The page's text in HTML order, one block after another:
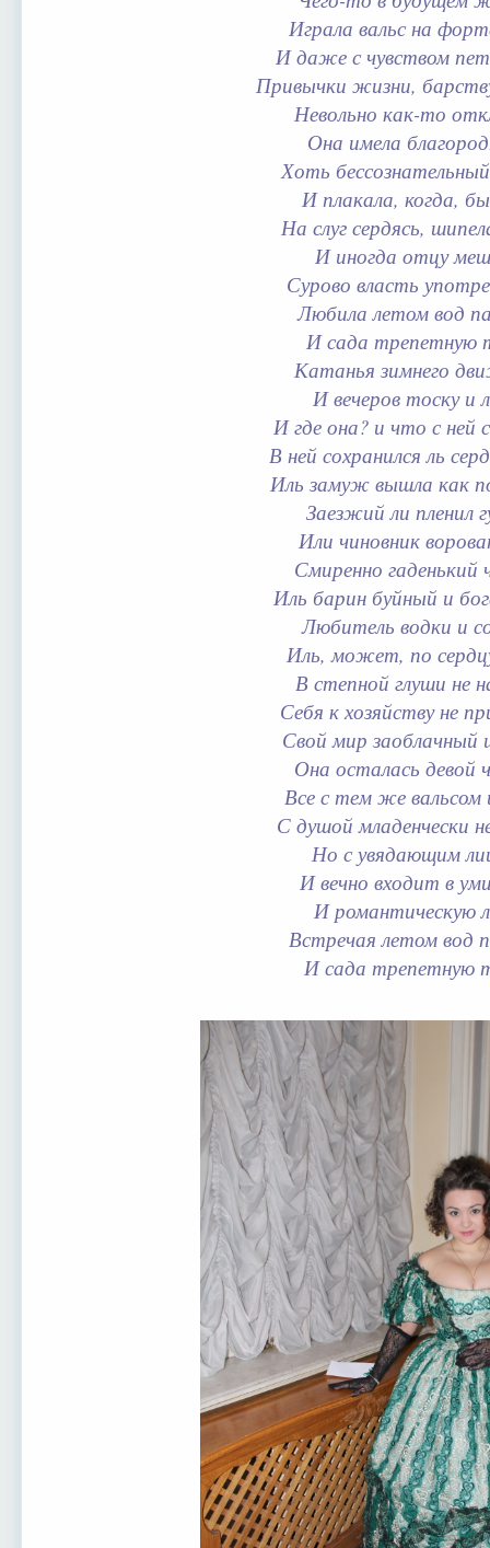
Играла вальс на
И даже с чувством
Привычки жизни,
Невольно как-то
Она имела
Хоть
И плакала, когда,
На слуг сердясь,
И иногда отцу
Сурово власть
Любила летом вод
И сада трепетную
Катанья зимнего
И вечеров тоску и
И где она? и что с ней
В ней сохранился ль
Иль замуж вышла как
Заезжий ли пленил
Или чиновник
Смиренно гаденький
Иль барин буйный и
Любитель водки и
Иль, может, по
В степной глуши не
Себя к хозяйству не
Свой мир
Она осталась девой
Все с тем же вальсом
С душой младенчески
Но с увядающим
И вечно входит в
И романтическую
Встречая летом вод
И сада трепетную